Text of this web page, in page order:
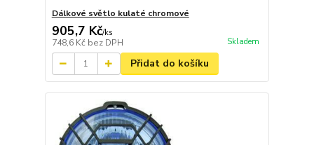
Dálkové světlo kulaté chromové
905,7 Kč/ks
748,6 Kč bez DPH Skladem
Přidat do košíku